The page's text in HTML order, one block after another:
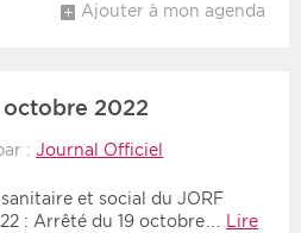
Ajouter à mon agenda
octobre 2022
:Journal Officiel
et social du JORF
: Arrêté du 19 octobre…
Lire